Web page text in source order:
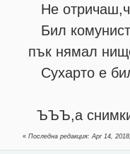
Не
Бил
пък нямал
Сухарто е
ЪЪЪ,а
«Последна редакция: Apr 14,